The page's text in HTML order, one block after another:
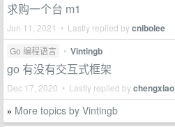
求购一个台 m1
Jun 11, 2021 • Lastly replied bycnibolee
Go 编程语言 • Vintingb
go 有没有交互式框架
Dec 17, 2020 • Lastly replied bychengxiao
» More topics by Vintingb